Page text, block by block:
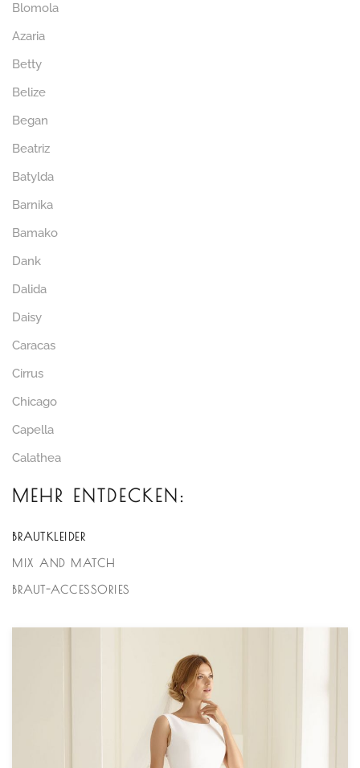
Blomola
Azaria
Betty
Belize
Began
Beatriz
Batylda
Barnika
Bamako
Dank
Dalida
Daisy
Caracas
Cirrus
Chicago
Capella
Calathea
MEHR ENTDECKEN:
BRAUTKLEIDER
MIX AND MATCH
BRAUT-ACCESSORIES